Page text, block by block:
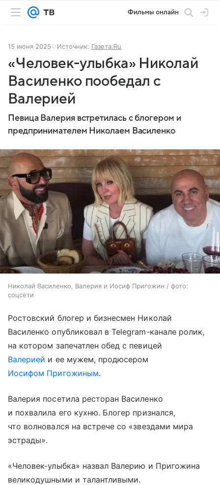
Фильмы онлайн
15 июня 2025 Источник: Газета.Ru
«Человек-улыбка» Николай
Василенко пообедал с
Валерией
Певица Валерия встретилась с блогером и
предпринимателем Николаем Василенко
Николай Василенко, Валерия и Иосиф Пригожин / фото:
соцсети
Ростовский блогер и бизнесмен Николай
Василенко опубликовал в Telegram-канале ролик,
на котором запечатлен обед с певицей
Валерией и ее мужем, продюсером
Иосифом Пригожиным.
Валерия посетила ресторан Василенко
и похвалила его кухню. Блогер признался,
что волновался на встрече со «звездами мира
эстрады».
«Человек-улыбка» назвал Валерию и Пригожина
великодушными и талантливыми.